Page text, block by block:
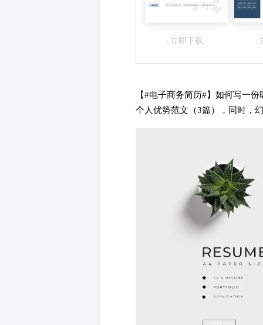
立即下载
【#电子商务简历#】如何写一
个人优势范文（3篇），同时，